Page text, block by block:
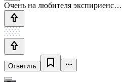
Очень на любителя экспириенс…
Ответить